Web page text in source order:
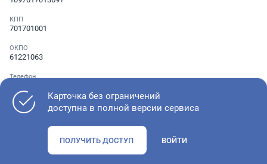
КПП
701701001
ОКПО
61221063
Телефон
Как оценить состояние компании
Карточка без ограничений
доступна в полной версии сервиса
ПОЛУЧИТЬ ДОСТУП ВОЙТИ